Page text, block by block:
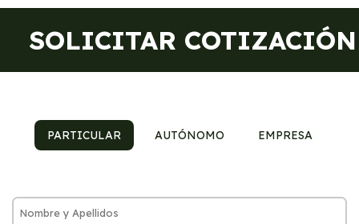
SOLICITAR COTIZACIÓN
PARTICULAR AUTÓNOMO EMPRESA